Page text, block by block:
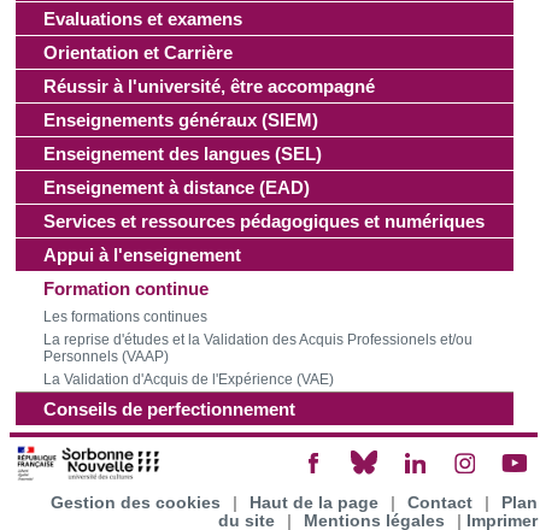
Evaluations et examens
Orientation et Carrière
Réussir à l'université, être accompagné
Enseignements généraux (SIEM)
Enseignement des langues (SEL)
Enseignement à distance (EAD)
Services et ressources pédagogiques et numériques
Appui à l'enseignement
Formation continue
Les formations continues
La reprise d'études et la Validation des Acquis Professionels et/ou
Personnels (VAAP)
La Validation d'Acquis de l'Expérience (VAE)
Conseils de perfectionnement
Gestion des cookies Haut de la page Contact
Plan
du site
Mentions légales Imprimer